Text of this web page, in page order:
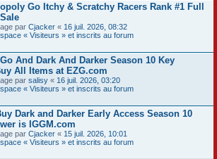
Go Itchy & Scratchy Racers Rank #1 Full
par Cjacker « 16 juil. 2026, 08:32
« Visiteurs » et inscrits au forum
And Dark And Darker Season 10 Key
All Items at EZG.com
par salisy « 16 juil. 2026, 03:20
« Visiteurs » et inscrits au forum
Dark and Darker Early Access Season 10
is IGGM.com
par Cjacker « 15 juil. 2026, 10:01
« Visiteurs » et inscrits au forum